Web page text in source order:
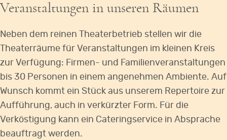
Veranstaltungen in unseren Räumen
Neben dem reinen Theaterbetrieb stellen wir die
Theaterräume für Veranstaltungen im kleinen Kreis
zur Verfügung: Firmen- und Familienveranstaltungen
bis 30 Personen in einem angenehmen Ambiente. Auf
Wunsch kommt ein Stück aus unserem Repertoire zur
Aufführung, auch in verkürzter Form. Für die
Verköstigung kann ein Cateringservice in Absprache
beauftragt werden.